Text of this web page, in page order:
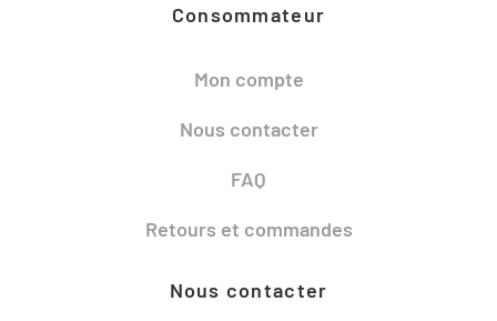
Consommateur
Mon compte
Nous contacter
FAQ
Retours et commandes
Nous contacter